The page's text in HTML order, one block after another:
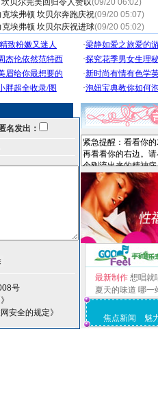
坎贝尔完美回归令人赞叹(09/20 06:02)
埃弗顿 坎贝尔奔跑庆祝(09/20 05:07)
埃弗顿 坎贝尔庆祝进球(09/20 05:02)
匿名发出：
号
安全的规定》
最新制作 想唱就
夏天的味道 哪一
焦点新闻
魅